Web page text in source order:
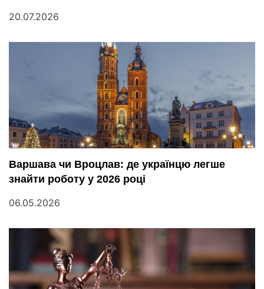
20.07.2026
Варшава чи Вроцлав: де українцю легше
знайти роботу у 2026 році
06.05.2026